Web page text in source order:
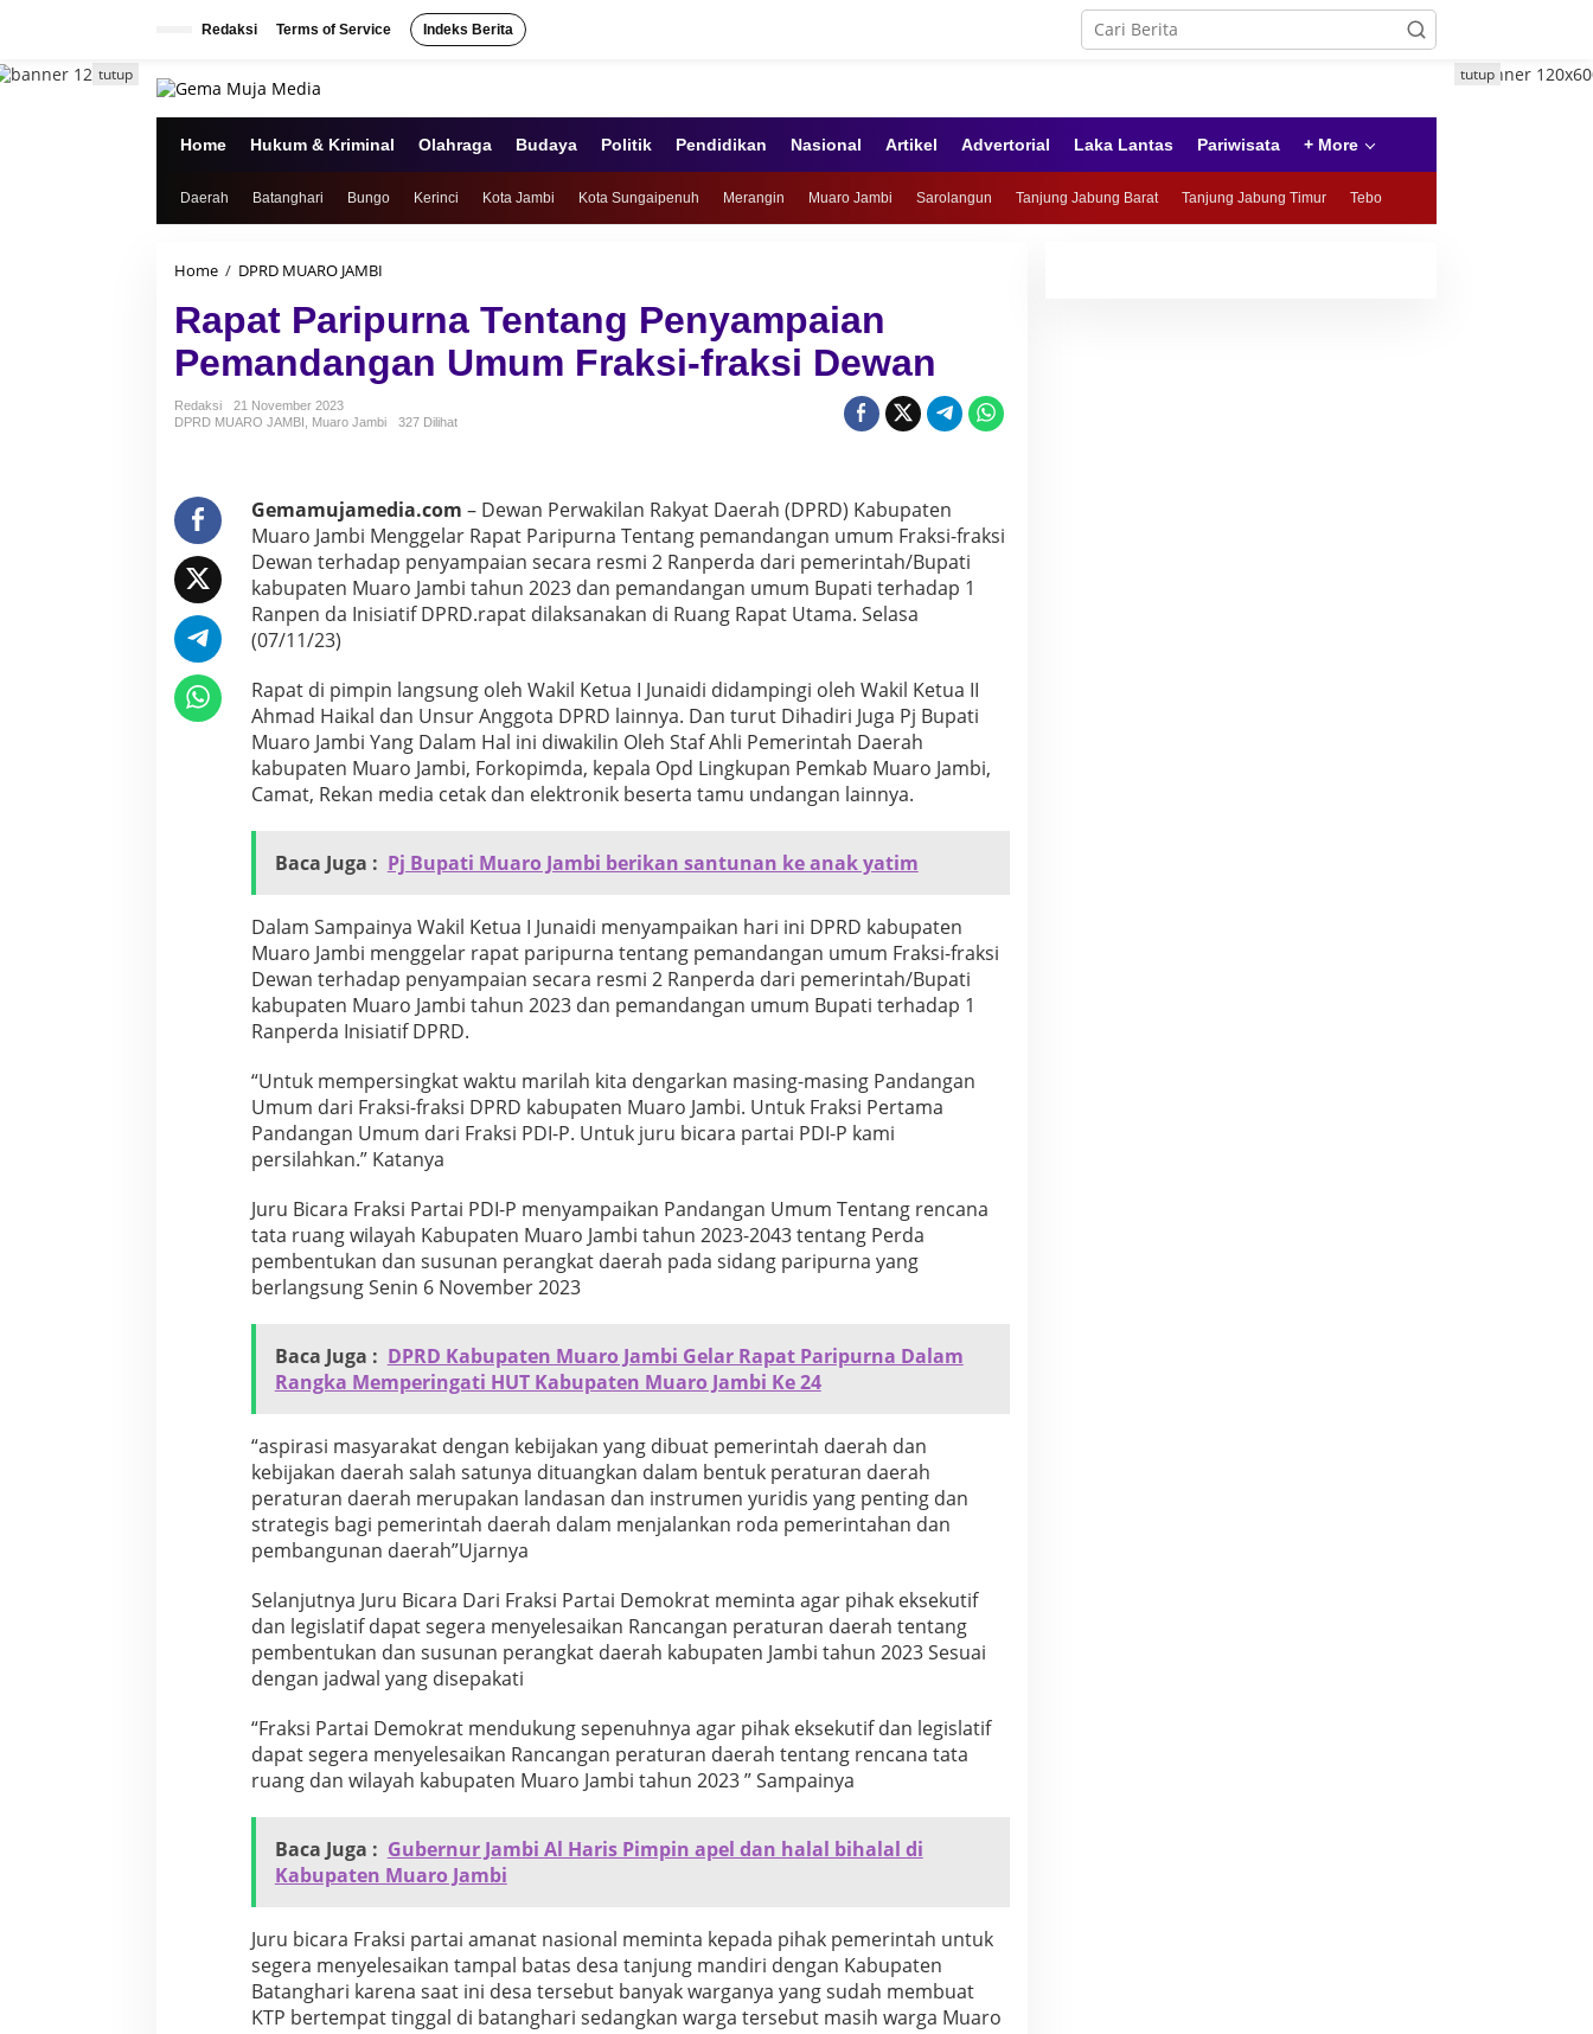
a
Redaksi Terms of Service Indeks Berita
Home Hukum & Kriminal Olahraga Budaya Politik Pendidikan Nasional Artikel Advertorial Laka Lantas Pariwisata + More
Daerah Batanghari Bungo Kerinci Kota Jambi Kota Sungaipenuh Merangin Muaro Jambi Sarolangun Tanjung Jabung Barat Tanjung Jabung Timur Tebo
tutup tutup
Home / DPRD MUARO JAMBI
p
a
t
P
r
r
n
a
T
e
n
g
P
e
n
y
a
a
n
P
e
m
a
n
a
n
a
n
m
u
m
F
r
s
i
r
a
k
s
i
D
w
a
n
Rapat Paripurna Tentang Penyampaian
Pemandangan Umum Fraksi-fraksi Dewan
Redaksi
21 November 2023
DPRD MUARO JAMBI
Muaro Jambi 327 Dilihat
Gemamujamedia.com – Dewan Perwakilan Rakyat Daerah (DPRD) Kabupaten
Muaro Jambi Menggelar Rapat Paripurna Tentang pemandangan umum Fraksi-fraksi
Dewan terhadap penyampaian secara resmi 2 Ranperda dari pemerintah/Bupati
kabupaten Muaro Jambi tahun 2023 dan pemandangan umum Bupati terhadap 1
Ranpen da Inisiatif DPRD.rapat dilaksanakan di Ruang Rapat Utama. Selasa
(07/11/23)
Rapat di pimpin langsung oleh Wakil Ketua I Junaidi didampingi oleh Wakil Ketua II
Ahmad Haikal dan Unsur Anggota DPRD lainnya. Dan turut Dihadiri Juga Pj Bupati
Muaro Jambi Yang Dalam Hal ini diwakilin Oleh Staf Ahli Pemerintah Daerah
kabupaten Muaro Jambi, Forkopimda, kepala Opd Lingkupan Pemkab Muaro Jambi,
Camat, Rekan media cetak dan elektronik beserta tamu undangan lainnya.
Baca Juga : Pj Bupati Muaro Jambi berikan santunan ke anak yatim
Dalam Sampainya Wakil Ketua I Junaidi menyampaikan hari ini DPRD kabupaten
Muaro Jambi menggelar rapat paripurna tentang pemandangan umum Fraksi-fraksi
Dewan terhadap penyampaian secara resmi 2 Ranperda dari pemerintah/Bupati
kabupaten Muaro Jambi tahun 2023 dan pemandangan umum Bupati terhadap 1
Ranperda Inisiatif DPRD.
“Untuk mempersingkat waktu marilah kita dengarkan masing-masing Pandangan
Umum dari Fraksi-fraksi DPRD kabupaten Muaro Jambi. Untuk Fraksi Pertama
Pandangan Umum dari Fraksi PDI-P. Untuk juru bicara partai PDI-P kami
persilahkan.” Katanya
Juru Bicara Fraksi Partai PDI-P menyampaikan Pandangan Umum Tentang rencana
tata ruang wilayah Kabupaten Muaro Jambi tahun 2023-2043 tentang Perda
pembentukan dan susunan perangkat daerah pada sidang paripurna yang
berlangsung Senin 6 November 2023
Baca Juga : DPRD Kabupaten Muaro Jambi Gelar Rapat Paripurna Dalam
Rangka Memperingati HUT Kabupaten Muaro Jambi Ke 24
“aspirasi masyarakat dengan kebijakan yang dibuat pemerintah daerah dan
kebijakan daerah salah satunya dituangkan dalam bentuk peraturan daerah
peraturan daerah merupakan landasan dan instrumen yuridis yang penting dan
strategis bagi pemerintah daerah dalam menjalankan roda pemerintahan dan
pembangunan daerah”Ujarnya
Selanjutnya Juru Bicara Dari Fraksi Partai Demokrat meminta agar pihak eksekutif
dan legislatif dapat segera menyelesaikan Rancangan peraturan daerah tentang
pembentukan dan susunan perangkat daerah kabupaten Jambi tahun 2023 Sesuai
dengan jadwal yang disepakati
“Fraksi Partai Demokrat mendukung sepenuhnya agar pihak eksekutif dan legislatif
dapat segera menyelesaikan Rancangan peraturan daerah tentang rencana tata
ruang dan wilayah kabupaten Muaro Jambi tahun 2023 ” Sampainya
Baca Juga : Gubernur Jambi Al Haris Pimpin apel dan halal bihalal di
Kabupaten Muaro Jambi
Juru bicara Fraksi partai amanat nasional meminta kepada pihak pemerintah untuk
segera menyelesaikan tampal batas desa tanjung mandiri dengan Kabupaten
Batanghari karena saat ini desa tersebut banyak warganya yang sudah membuat
KTP bertempat tinggal di batanghari sedangkan warga tersebut masih warga Muaro